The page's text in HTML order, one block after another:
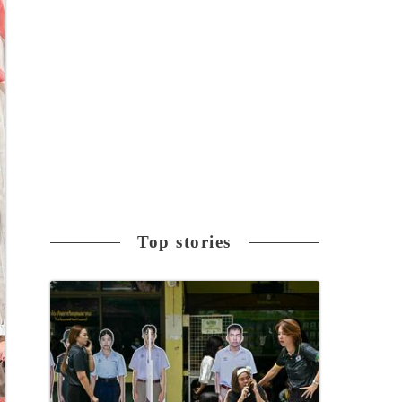
Top stories